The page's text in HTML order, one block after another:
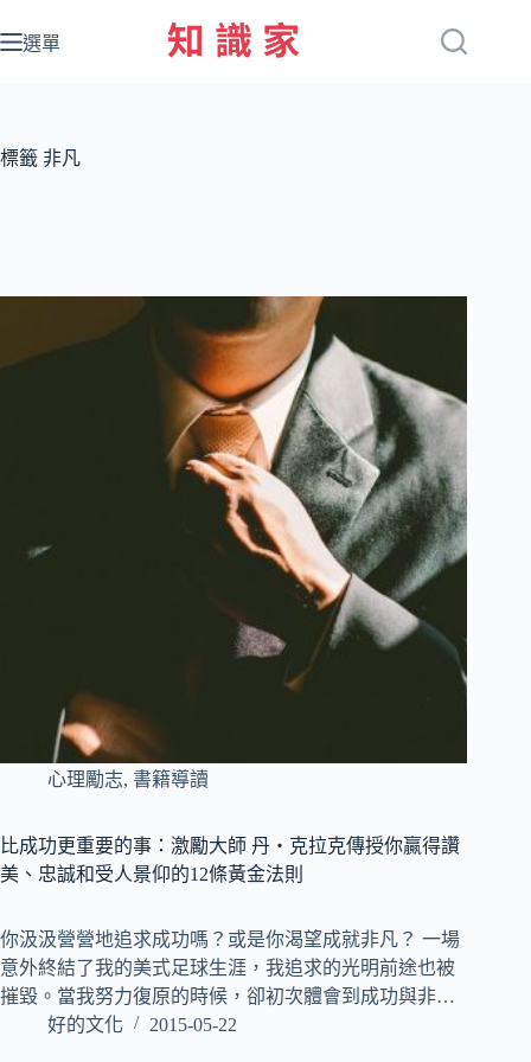
至
容
選單
標籤 非凡
心理勵志, 書籍導讀
比成功更重要的事：激勵大師 丹‧克拉克傳授你贏得讚
美、忠誠和受人景仰的12條黃金法則
你汲汲營營地追求成功嗎？或是你渴望成就非凡？ 一場
意外終結了我的美式足球生涯，我追求的光明前途也被
摧毀。當我努力復原的時候，卻初次體會到成功與非…
好的文化
2015-05-22